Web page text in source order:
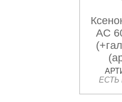
AC
ЕСТЬ